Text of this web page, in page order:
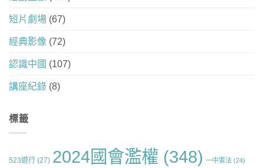
短片劇場 (67)
經典影像 (72)
認識中國 (107)
講座紀錄 (8)
標籤
523遊行 (27) 2024國會濫權 (348) 一中憲法 (24)